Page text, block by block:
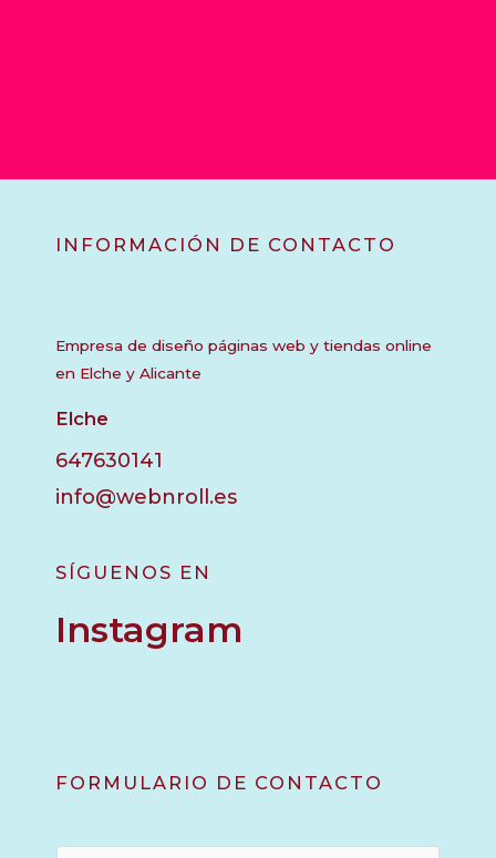
INFORMACIÓN DE CONTACTO
Empresa de diseño páginas web y tiendas online
en Elche y Alicante
Elche
647630141
info@webnroll.es
SÍGUENOS EN
Instagram
FORMULARIO DE CONTACTO